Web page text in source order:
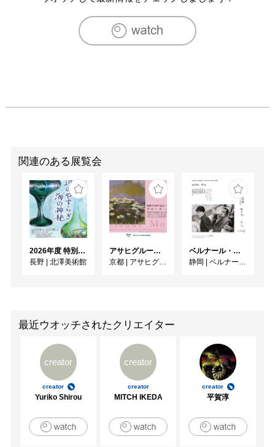
関連のある展覧会
2026年度 特別展「ガレとドーム、アール･ヌーヴォーのガラス 水辺のやすらぎ、海の神秘」
長野 | 北澤美術館
アサヒグループ大山崎山荘美術館 開館30周年記念展「没後100年 クロード・モネ」
京都 | アサヒグループ大山崎山荘美術館
ベルナール・ビュフェと写真 ーカメラがとらえたビュフェとその時代、そして21 世紀へ
静岡 | ベルナール・ビュフェ美術館
最近ウオッチされたクリエイター
creator
creator
Yuriko Shirou
creator
creator
MITCH IKEDA
creator
平賀淳